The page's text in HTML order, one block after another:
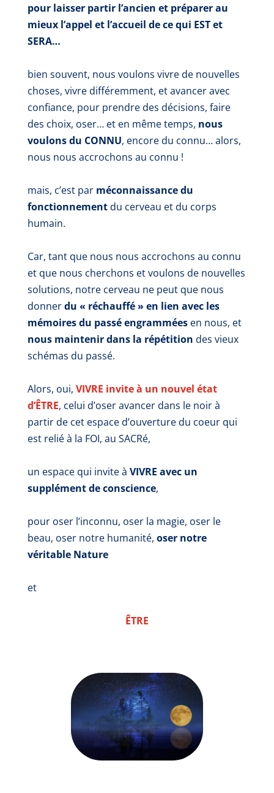
pour laisser partir l’ancien et préparer au
mieux l’appel et l’accueil de ce qui EST et
SERA…
bien souvent, nous voulons vivre de nouvelles
choses, vivre différemment, etavancer avec
confiance, pour prendre des décisions, faire
des choix, oser…et en même temps, nous
voulons du CONNU, encore du connu… alors,
nous nous accrochons au connu !
mais, c’est par méconnaissance du
fonctionnementdu cerveau et du corps
humain.
Car, tant que nous nous accrochons au connu
et que nous cherchons et voulons de nouvelles
solutions, notre cerveau ne peut que nous
donnerdu « réchauffé » en lien avec les
mémoires du passé engramméesen nous, et
nous maintenir dans la répétition des vieux
schémas du passé.
Alors, oui, VIVRE invite à un nouvel état
d’ÊTRE, celui d’oser avancer dans le noir à
partir de cet espace d’ouverture du coeur qui
est relié à la FOI, au SACRé,
un espace qui invite à VIVRE avec un
supplément de conscience,
pour oser l’inconnu, oser la magie, oser le
beau, oser notre humanité, oser notre
véritable Nature
et
ÊTRE